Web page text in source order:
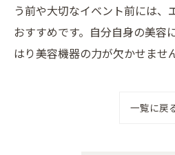
う前や大切なイベント前には、
おすすめです。自分自身の美容
はり美容機器の力が欠かせませ
一覧に戻